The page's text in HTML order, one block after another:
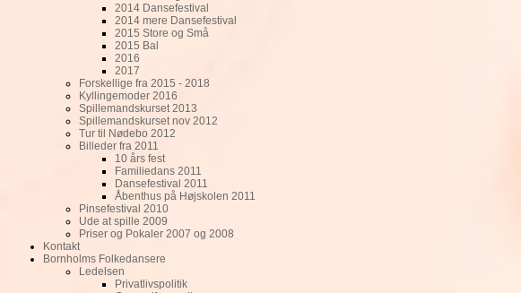
2014 Dansefestival
2014 mere Dansefestival
2015 Store og Små
2015 Bal
2016
2017
Forskellige fra 2015 - 2018
Kyllingemoder 2016
Spillemandskurset 2013
Spillemandskurset nov 2012
Tur til Nødebo 2012
Billeder fra 2011
10 års fest
Familiedans 2011
Dansefestival 2011
Åbenthus på Højskolen 2011
Pinsefestival 2010
Ude at spille 2009
Priser og Pokaler 2007 og 2008
Kontakt
Bornholms Folkedansere
Ledelsen
Privatlivspolitik